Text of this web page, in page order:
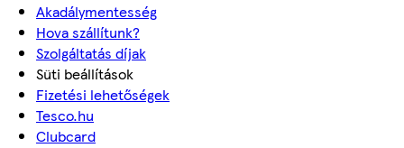
Akadálymentesség
Hova szállítunk?
Szolgáltatás díjak
Süti beállítások
Fizetési lehetőségek
Tesco.hu
Clubcard